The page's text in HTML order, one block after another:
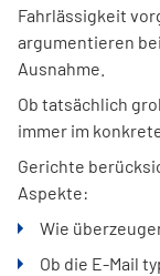
Fahrlässigkeit
argumentieren
Ausnahme.
Ob tatsächlich
immer im
Gerichte
Aspekte:
Wie
Ob die E-Mail